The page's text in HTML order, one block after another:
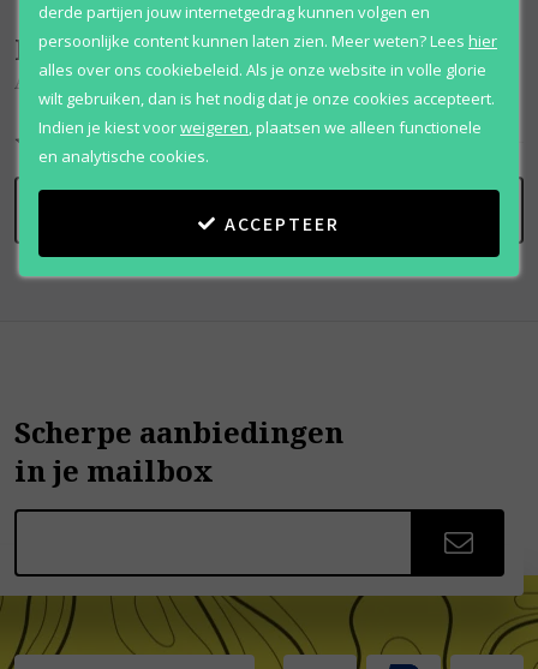
Beoordelingen(0)
Argan
SCHRIJF BEOORDELING
Scherpe aanbiedingen
in je mailbox
derde partijen jouw internetgedrag kunnen volgen en
persoonlijke content kunnen laten zien. Meer weten?Lees hier
alles over ons cookiebeleid. Als je onze website in volle glorie
wilt gebruiken, dan is het nodig dat je onze cookies accepteert.
Indien je kiest voorweigeren,plaatsen we alleen functionele
en analytische cookies.
ACCEPTEER